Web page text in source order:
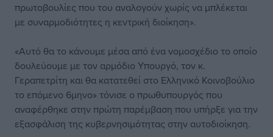
πρωτοβουλίες που του αναλογούν χωρίς να μπλέκεται
με συναρμοδιότητες η κεντρική διοίκηση».
«Αυτό θα το κάνουμε μέσα από ένα νομοσχέδιο το οποίο
δουλεύουμε με τον αρμόδιο Υπουργό, τον κ.
Γεραπετρίτη και θα κατατεθεί στο Ελληνικό Κοινοβούλιο
το επόμενο 6μηνο» τόνισε ο πρωθυπουργός που
αναφέρθηκε στην πρώτη παρέμβαση που υπήρξε για την
εξασφάλιση της κυβερνησιμότητας στην αυτοδιοίκηση.